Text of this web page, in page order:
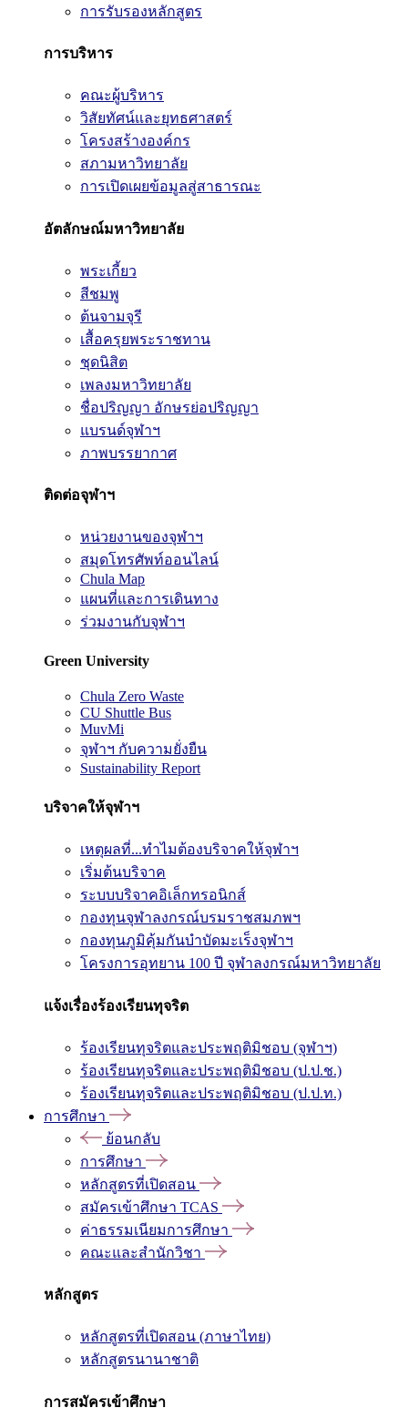
การรับรองหลักสูตร
การบริหาร
คณะผู้บริหาร
วิสัยทัศน์และยุทธศาสตร์
โครงสร้างองค์กร
สภามหาวิทยาลัย
การเปิดเผยข้อมูลสู่สาธารณะ
อัตลักษณ์มหาวิทยาลัย
พระเกี้ยว
สีชมพู
ต้นจามจุรี
เสื้อครุยพระราชทาน
ชุดนิสิต
เพลงมหาวิทยาลัย
ชื่อปริญญา อักษรย่อปริญญา
แบรนด์จุฬาฯ
ภาพบรรยากาศ
ติดต่อจุฬาฯ
หน่วยงานของจุฬาฯ
สมุดโทรศัพท์ออนไลน์
Chula Map
แผนที่และการเดินทาง
ร่วมงานกับจุฬาฯ
Green University
Chula Zero Waste
CU Shuttle Bus
MuvMi
จุฬาฯ กับความยั่งยืน
Sustainability Report
บริจาคให้จุฬาฯ
เหตุผลที่...ทำไมต้องบริจาคให้จุฬาฯ
เริ่มต้นบริจาค
ระบบบริจาคอิเล็กทรอนิกส์
กองทุนจุฬาลงกรณ์บรมราชสมภพฯ
กองทุนภูมิคุ้มกันบำบัดมะเร็งจุฬาฯ
โครงการอุทยาน 100 ปี จุฬาลงกรณ์มหาวิทยาลัย
แจ้งเรื่องร้องเรียนทุจริต
ร้องเรียนทุจริตและประพฤติมิชอบ (จุฬาฯ)
ร้องเรียนทุจริตและประพฤติมิชอบ (ป.ป.ช.)
ร้องเรียนทุจริตและประพฤติมิชอบ (ป.ป.ท.)
การศึกษา
ย้อนกลับ
การศึกษา
หลักสูตรที่เปิดสอน
สมัครเข้าศึกษา TCAS
ค่าธรรมเนียมการศึกษา
คณะและสำนักวิชา
หลักสูตร
หลักสูตรที่เปิดสอน (ภาษาไทย)
หลักสูตรนานาชาติ
การสมัครเข้าศึกษา